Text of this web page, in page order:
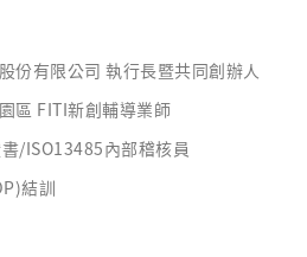
份有限公司 執行長暨共同創辦人
區 FITI新創輔導業師
/ISO13485內部稽核員
結訓